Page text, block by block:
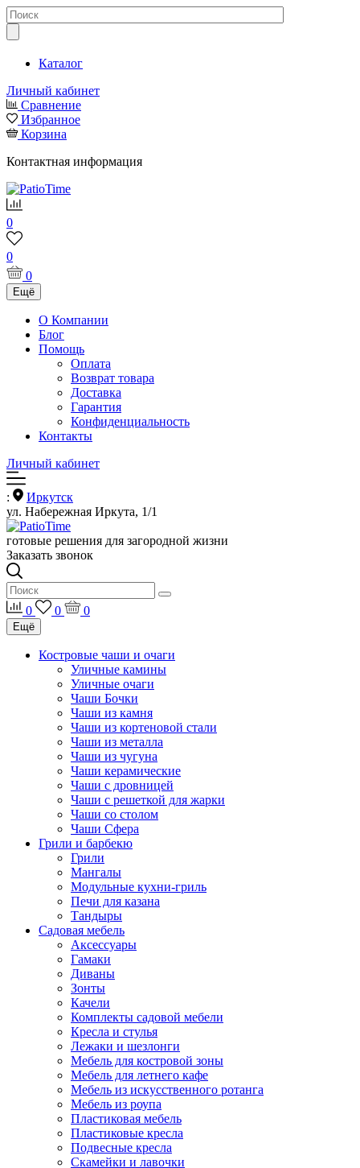
Каталог
Личный кабинет
Сравнение
Избранное
Корзина
Контактная информация
0
0
0
Ещё
О Компании
Блог
Помощь
Оплата
Возврат товара
Доставка
Гарантия
Конфиденциальность
Контакты
Личный кабинет
:
Иркутск
ул. Набережная Иркута, 1/1
готовые решения для загородной жизни
Заказать звонок
0 0 0
Ещё
Костровые чаши и очаги
Уличные камины
Уличные очаги
Чаши Бочки
Чаши из камня
Чаши из кортеновой стали
Чаши из металла
Чаши из чугуна
Чаши керамические
Чаши с дровницей
Чаши с решеткой для жарки
Чаши со столом
Чаши Сфера
Грили и барбекю
Грили
Мангалы
Модульные кухни-гриль
Печи для казана
Тандыры
Садовая мебель
Аксессуары
Гамаки
Диваны
Зонты
Качели
Комплекты садовой мебели
Кресла и стулья
Лежаки и шезлонги
Мебель для костровой зоны
Мебель для летнего кафе
Мебель из искусственного ротанга
Мебель из роупа
Пластиковая мебель
Пластиковые кресла
Подвесные кресла
Скамейки и лавочки